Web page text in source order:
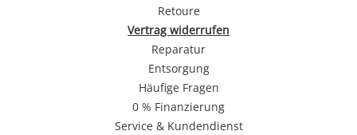
Retoure
Vertrag widerrufen
Reparatur
Entsorgung
Häufige Fragen
0 % Finanzierung
Service & Kundendienst